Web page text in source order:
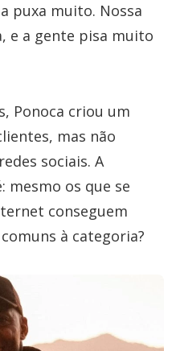
puxa muito. Nossa
e a gente pisa muito
Ponoca criou um
mas não
sociais. A
mesmo os que se
conseguem
à categoria?